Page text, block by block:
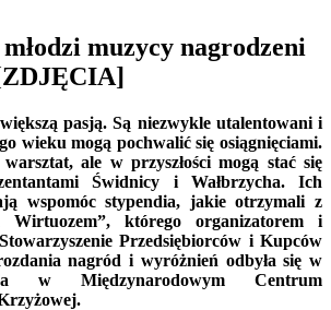
muzycy nagrodzeni
pasją. Są niezwykle utalentowani i
wieku mogą pochwalić się osiągnięciami.
ale w przyszłości mogą stać się
Świdnicy i Wałbrzycha. Ich
wspomóc stypendia, jakie otrzymali z
Wirtuozem”, którego organizatorem i
Przedsiębiorców i Kupców
nagród i wyróżnień odbyła się w
w Międzynarodowym Centrum